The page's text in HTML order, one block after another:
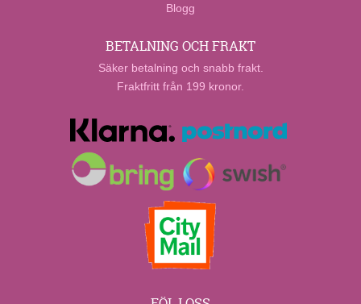
Blogg
BETALNING OCH FRAKT
Säker betalning och snabb frakt.
Fraktfritt från 199 kronor.